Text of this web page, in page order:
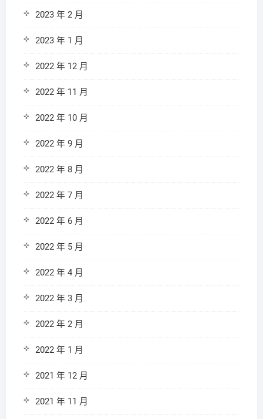
2023 年 2 月
2023 年 1 月
2022 年 12 月
2022 年 11 月
2022 年 10 月
2022 年 9 月
2022 年 8 月
2022 年 7 月
2022 年 6 月
2022 年 5 月
2022 年 4 月
2022 年 3 月
2022 年 2 月
2022 年 1 月
2021 年 12 月
2021 年 11 月